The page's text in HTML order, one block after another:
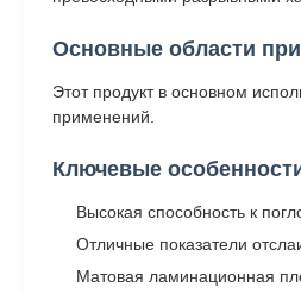
Основные области
Этот продукт в основном
применений.
Ключевые
Высокая способность к
Отличные показатели
Матовая ламинационная